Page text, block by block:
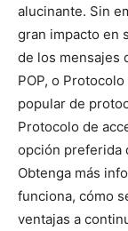
alucinante. Sin
gran impacto en
de los mensajes
POP, o
popular de
Protocolo de
opción preferida
Obtenga más
funciona, cómo
ventajas a